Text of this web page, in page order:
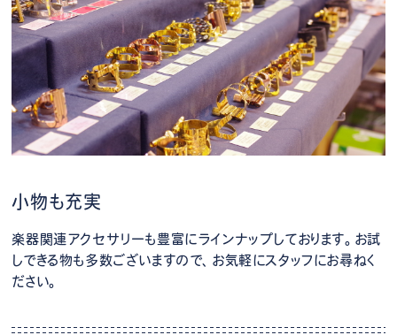
小物も充実
楽器関連アクセサリーも豊富にラインナップしております。お試
しできる物も多数ございますので、お気軽にスタッフにお尋ねく
ださい。